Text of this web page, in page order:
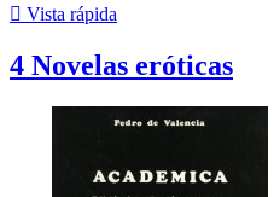
 Vista rápida
4 Novelas eróticas